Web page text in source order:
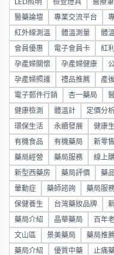
LED照明 檢查燈具 醫療
醫藥論壇 專業交流平台
紅外線測溫 體溫測量 體
會員優惠 電子會員卡 紅
孕產婦關懷 孕產婦健康
孕產婦照護 禮品推薦 產
電子郵件行銷 杏一藥局
健康檢測 體溫計 定價分
環保生活 永續發展 健康
有機食品 有機藥局 新零售
藥局經營 藥局服務 線上
新型西藥房 藥局評價 藥
暈動症 藥師諮詢 藥局服
保健養生 台灣藥妝品牌
藥局介紹 晶華藥局 百年
文山區 景美藥局 藥局推薦
藥局介紹 優質中藥 止痛